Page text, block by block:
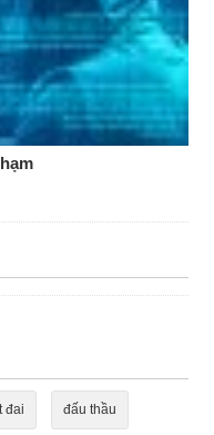
đai đấu thầu